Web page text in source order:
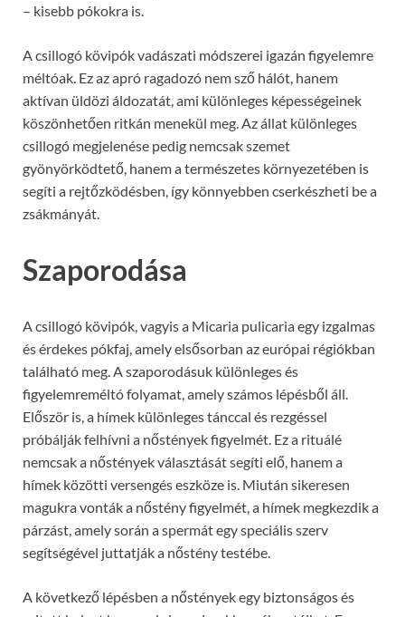
– kisebb pókokra is.
A csillogó kövipók vadászati módszerei igazán figyelemre
méltóak. Ez az apró ragadozó nem sző hálót, hanem
aktívan üldözi áldozatát, ami különleges képességeinek
köszönhetően ritkán menekül meg. Az állat különleges
csillogó megjelenése pedig nemcsak szemet
gyönyörködtető, hanem a természetes környezetében is
segíti a rejtőzködésben, így könnyebben cserkészheti be a
zsákmányát.
Szaporodása
A csillogó kövipók, vagyis a Micaria pulicaria egy izgalmas
és érdekes pókfaj, amely elsősorban az európai régiókban
található meg. A szaporodásuk különleges és
figyelemreméltó folyamat, amely számos lépésből áll.
Először is, a hímek különleges tánccal és rezgéssel
próbálják felhívni a nőstények figyelmét. Ez a rituálé
nemcsak a nőstények választását segíti elő, hanem a
hímek közötti versengés eszköze is. Miután sikeresen
magukra vonták a nőstény figyelmét, a hímek megkezdik a
párzást, amely során a spermát egy speciális szerv
segítségével juttatják a nőstény testébe.
A következő lépésben a nőstények egy biztonságos és